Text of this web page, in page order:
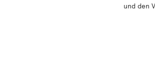
und den